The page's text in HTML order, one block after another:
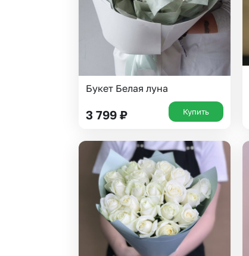
Букет Белая луна
3 799 ₽ Купить